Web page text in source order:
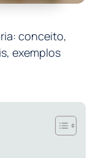
conceito,
exemplos